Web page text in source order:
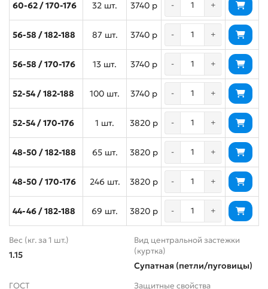
60-62 / 170-176 32 шт. 3740 р - +
56-58 / 182-188 87 шт. 3740 р - +
56-58 / 170-176 13 шт. 3740 р - +
52-54 / 182-188 100 шт. 3740 р - +
52-54 / 170-176 1 шт. 3820 р - +
48-50 / 182-188 65 шт. 3820 р - +
48-50 / 170-176 246 шт. 3820 р - +
44-46 / 182-188 69 шт. 3820 р - +
Вес (кг. за 1 шт.)
1.15
Вид центральной застежки
(куртка)
Супатная (петли/пуговицы)
ГОСТ Защитные свойства